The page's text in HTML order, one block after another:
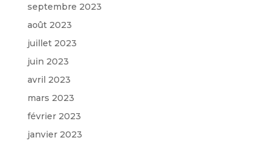
septembre 2023
août 2023
juillet 2023
juin 2023
avril 2023
mars 2023
février 2023
janvier 2023